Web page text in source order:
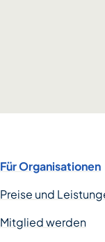
Für Organisationen
Preise und
Mitglied werden